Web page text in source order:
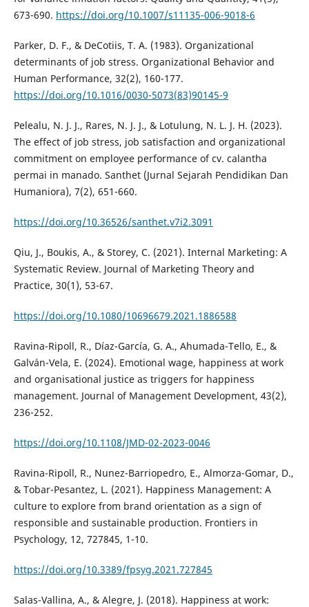
673-690. https://doi.org/10.1007/s11135-006-9018-6
Parker, D. F., & DeCotiis, T. A. (1983). Organizational
determinants of job stress. Organizational Behavior and
Human Performance, 32(2), 160-177.
https://doi.org/10.1016/0030-5073(83)90145-9
Pelealu, N. J. J., Rares, N. J. J., & Lotulung, N. L. J. H. (2023).
The effect of job stress, job satisfaction and organizational
commitment on employee performance of cv. calantha
permai in manado. Santhet (Jurnal Sejarah Pendidikan Dan
Humaniora), 7(2), 651-660.
https://doi.org/10.36526/santhet.v7i2.3091
Qiu, J., Boukis, A., & Storey, C. (2021). Internal Marketing: A
Systematic Review. Journal of Marketing Theory and
Practice, 30(1), 53-67.
https://doi.org/10.1080/10696679.2021.1886588
Ravina-Ripoll, R., Díaz-García, G. A., Ahumada-Tello, E., &
Galván-Vela, E. (2024). Emotional wage, happiness at work
and organisational justice as triggers for happiness
management. Journal of Management Development, 43(2),
236-252.
https://doi.org/10.1108/JMD-02-2023-0046
Ravina-Ripoll, R., Nunez-Barriopedro, E., Almorza-Gomar, D.,
& Tobar-Pesantez, L. (2021). Happiness Management: A
culture to explore from brand orientation as a sign of
responsible and sustainable production. Frontiers in
Psychology, 12, 727845, 1-10.
https://doi.org/10.3389/fpsyg.2021.727845
Salas-Vallina, A., & Alegre, J. (2018). Happiness at work: